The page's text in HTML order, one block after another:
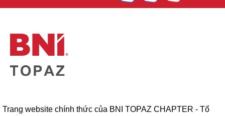
Trang website chính thức của BNI TOPAZ CHAPTER - Tổ